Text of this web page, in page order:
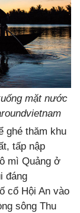
mặt nước
ghé thăm khu
tấp nập
mì Quảng ở
đáng
cổ Hội An vào
sông Thu